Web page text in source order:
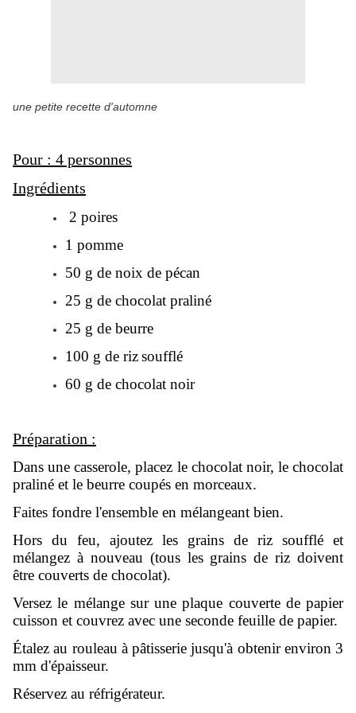
une petite recette d'automne
Pour : 4 personnes
Ingrédients
2 poires
1 pomme
50 g de noix de pécan
25 g de chocolat praliné
25 g de beurre
100 g de rizsoufflé
60 g de chocolat noir
Préparation :
Dans une casserole, placez le chocolat noir, le chocolat
praliné et le beurre coupés en morceaux.
Faites fondre l'ensemble en mélangeant bien.
Hors du feu, ajoutez les grains de riz soufflé et
mélangez à nouveau (tous les grains de riz doivent
être couverts de chocolat).
Versez le mélange sur une plaque couverte de papier
cuisson et couvrez avec une seconde feuille de papier.
Étalez au rouleau à pâtisserie jusqu'à obtenir environ 3
mm d'épaisseur.
Réservez au réfrigérateur.